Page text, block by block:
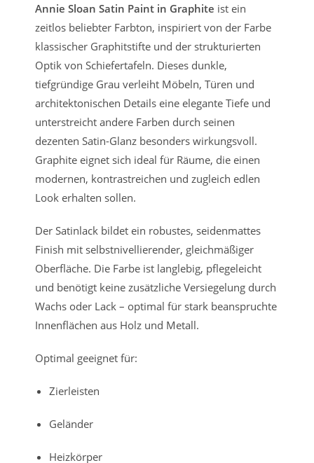
Annie Sloan Satin Paint in Graphite ist ein
zeitlos beliebter Farbton, inspiriert von der Farbe
klassischer Graphitstifte und der strukturierten
Optik von Schiefertafeln. Dieses dunkle,
tiefgründige Grau verleiht Möbeln, Türen und
architektonischen Details eine elegante Tiefe und
unterstreicht andere Farben durch seinen
dezenten Satin-Glanz besonders wirkungsvoll.
Graphite eignet sich ideal für Räume, die einen
modernen, kontrastreichen und zugleich edlen
Look erhalten sollen.
Der Satinlack bildet ein robustes, seidenmattes
Finish mit selbstnivellierender, gleichmäßiger
Oberfläche. Die Farbe ist langlebig, pflegeleicht
und benötigt keine zusätzliche Versiegelung durch
Wachs oder Lack – optimal für stark beanspruchte
Innenflächen aus Holz und Metall.
Optimal geeignet für:
Zierleisten
Geländer
Heizkörper